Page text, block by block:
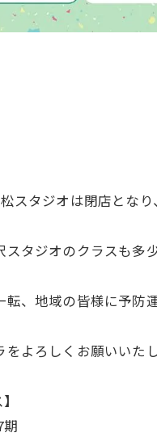
スタジオは閉店とな
スタジオのクラスも多
、地域の皆様に予防
よろしくお願いいたし